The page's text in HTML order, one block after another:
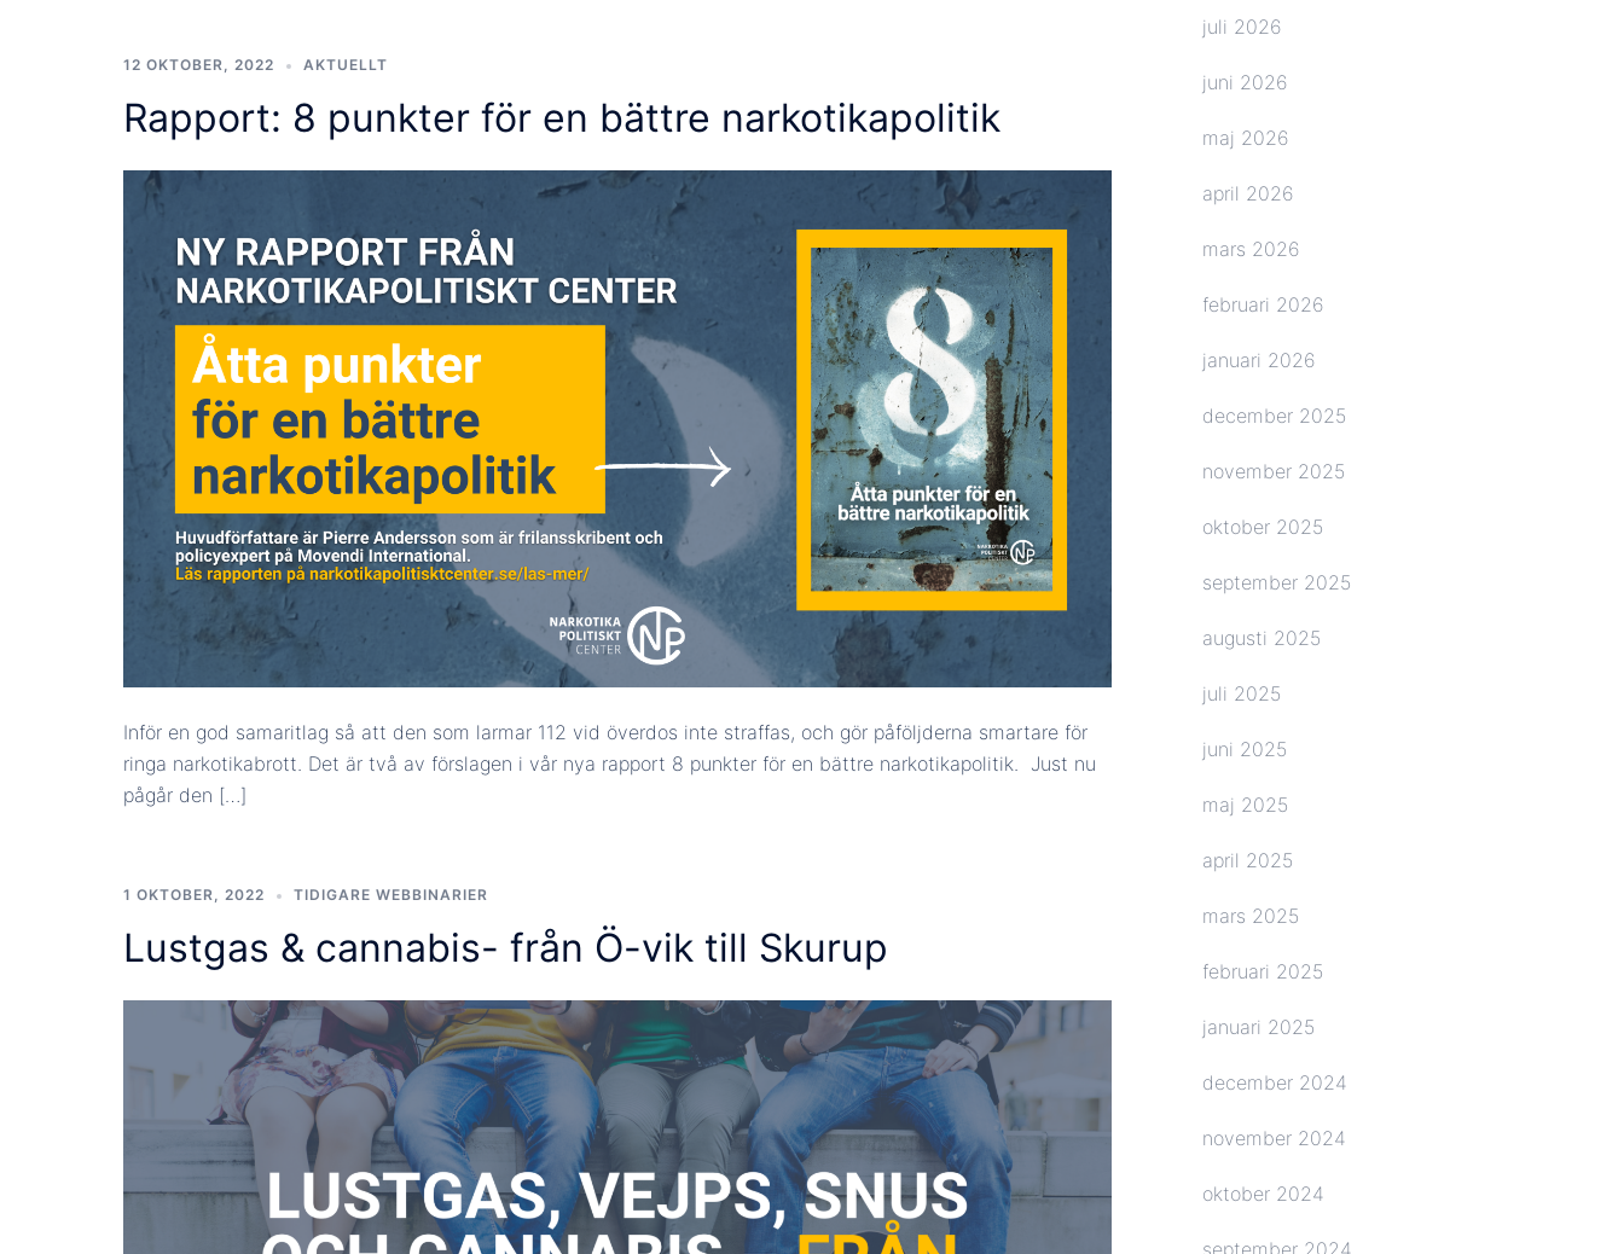
12 OKTOBER, 2022 AKTUELLT
Rapport: 8 punkter för en bättre narkotikapolitik
Inför en god samaritlag så att den som larmar 112 vid överdos inte straffas, och gör påföljderna smartare för
ringa narkotikabrott. Det är två av förslagen i vår nya rapport 8 punkter för en bättre narkotikapolitik. Just nu
pågår den […]
1 OKTOBER, 2022 TIDIGARE WEBBINARIER
Lustgas & cannabis- från Ö-vik till Skurup
juli 2026
juni 2026
maj 2026
april 2026
mars 2026
februari 2026
januari 2026
december 2025
november 2025
oktober 2025
september 2025
augusti 2025
juli 2025
juni 2025
maj 2025
april 2025
mars 2025
februari 2025
januari 2025
december 2024
november 2024
oktober 2024
september 2024